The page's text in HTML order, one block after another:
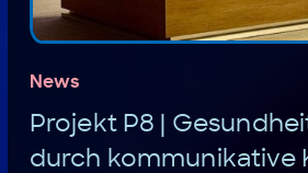
News
Projekt P8 |
durch kommunikative